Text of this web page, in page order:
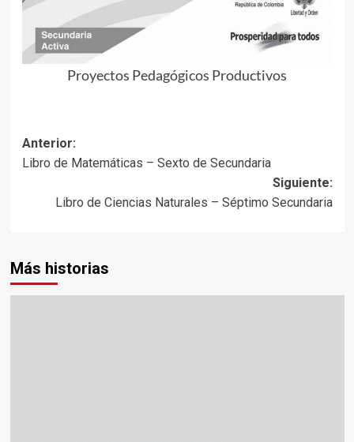
Proyectos Pedagógicos Productivos
Navegación
de
entradas
Anterior:
Libro de Matemáticas – Sexto de Secundaria
Siguiente:
Libro de Ciencias Naturales – Séptimo Secundaria
Más historias